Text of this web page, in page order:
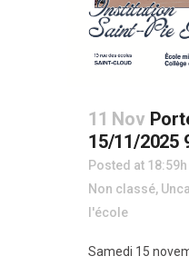
11 Nov
15/11/2025
Posted at 18:59h
Non classé,
l'école
Samedi 15